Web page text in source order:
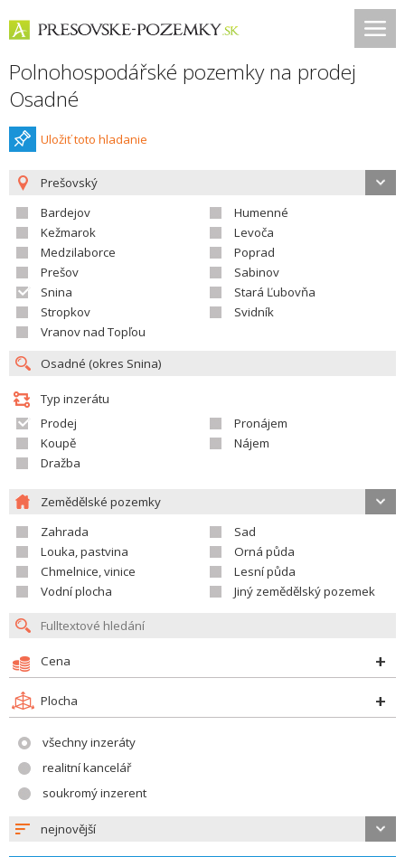
Polnohospodářské pozemky na prodej
Osadné
Uložiť toto hladanie
Prešovský
Bardejov
Humenné
Kežmarok
Levoča
Medzilaborce
Poprad
Prešov
Sabinov
Snina
Stará Ľubovňa
Stropkov
Svidník
Vranov nad Topľou
Typ inzerátu
Prodej
Pronájem
Koupě
Nájem
Dražba
Zemědělské pozemky
Zahrada
Sad
Louka, pastvina
Orná půda
Chmelnice, vinice
Lesní půda
Vodní plocha
Jiný zemědělský pozemek
Cena
Plocha
všechny inzeráty
realitní kancelář
soukromý inzerent
nejnovější